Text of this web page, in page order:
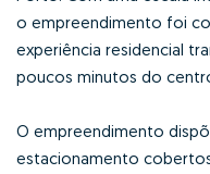
o empreendimento foi
experiência residencial
poucos minutos do
O empreendimento
estacionamento